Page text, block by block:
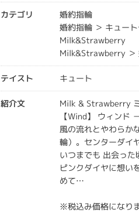
カテゴリ
婚約指輪
婚約指輪 ＞ キュー
Milk&Strawberry
Milk&Strawberry ＞
テイスト キュート
紹介文
Milk & Strawberry
【Wind】 ウィンド
風の流れとやわらか
輪）。センターダイ
いつまでも 出会った
ピンクダイヤに想い
めて…
※税込み価格になりま